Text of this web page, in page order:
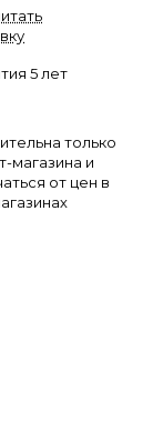
5 лет
только
магазина и
от цен в